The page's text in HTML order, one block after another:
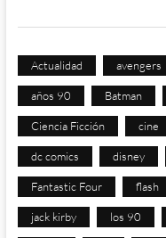
Actualidad avengers
años 90 Batman
Ciencia Ficción cine
dc comics disney
Fantastic Four flash
jack kirby los 90